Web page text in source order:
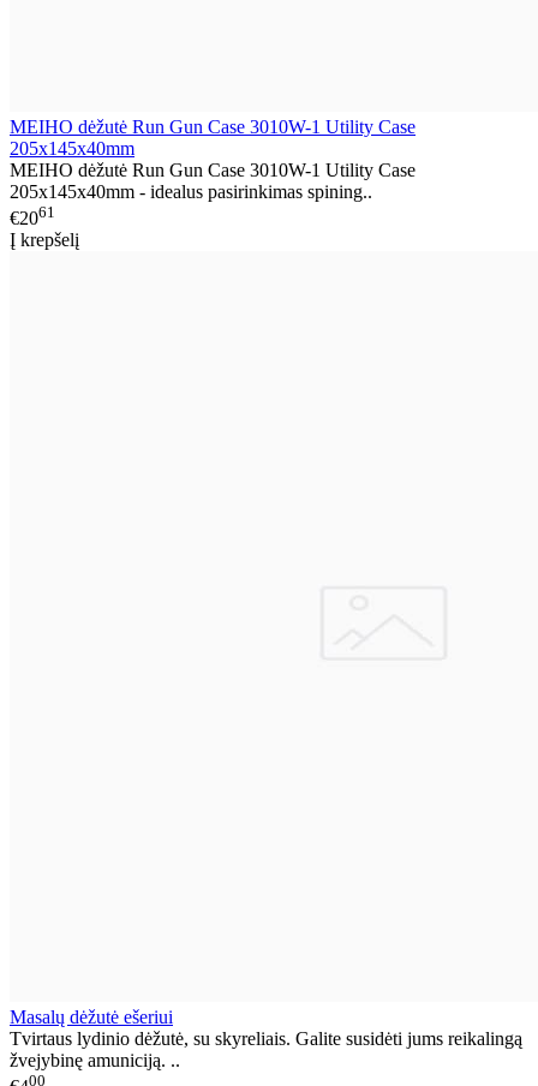
MEIHO dėžutė Run Gun Case 3010W-1 Utility Case
205x145x40mm
MEIHO dėžutė Run Gun Case 3010W-1 Utility Case
205x145x40mm - idealus pasirinkimas spining..
€2061
Į krepšelį
Masalų dėžutė ešeriui
Tvirtaus lydinio dėžutė, su skyreliais. Galite susidėti jums reikalingą
žvejybinę amuniciją. ..
00